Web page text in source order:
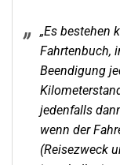
„Es bestehen
Fahrtenbuch,
Beendigung
jedenfalls
wenn der
(Reisezweck